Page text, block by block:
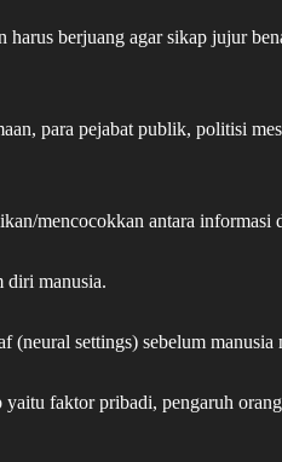
harus berjuang agar sikap jujur
para pejabat publik, politisi
mencocokkan antara informasi
diri manusia.
settings) sebelum manusia
faktor pribadi, pengaruh